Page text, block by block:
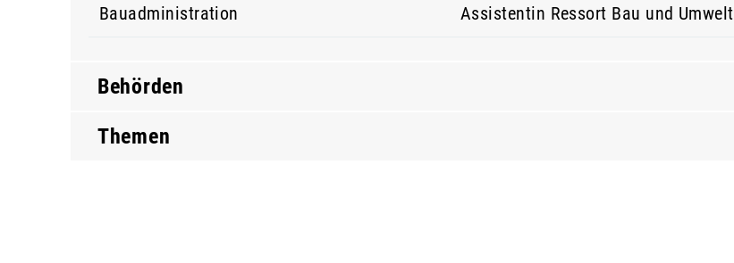
Bauadministration Assistentin Ressort Bau und Umwelt
Behörden
Themen